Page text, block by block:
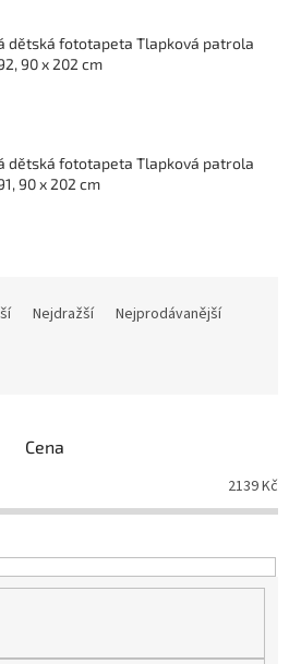
dětská fototapeta Tlapková patrola
90 x 202 cm
dětská fototapeta Tlapková patrola
90 x 202 cm
Nejdražší
Nejprodávanější
Cena
2139Kč